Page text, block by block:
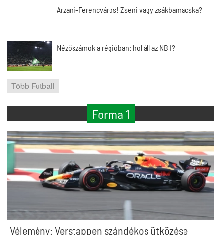
Arzani-Ferencváros! Zseni vagy zsákbamacska?
Nézőszámok a régióban: hol áll az NB I?
Több Futball
Forma 1
Vélemény: Verstappen szándékos ütközése